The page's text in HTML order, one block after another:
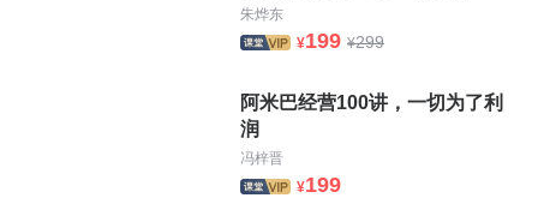
会（MACPA），后又改为现名MICPA.目前，协会拥有会员
近2500名。协会由30名成员组成的理事会负责管理，理事会
组成。协会设有主席、副主席、执行委员会、会计审计技术
委员会、行政管理和财务事务委员会、工商业委员会、纪律
委员会、教育培训1委员会等委员会。
行动
朱烨东
¥199 ¥299
阿米巴经营100讲，一切为了利
润
冯梓晋
¥199